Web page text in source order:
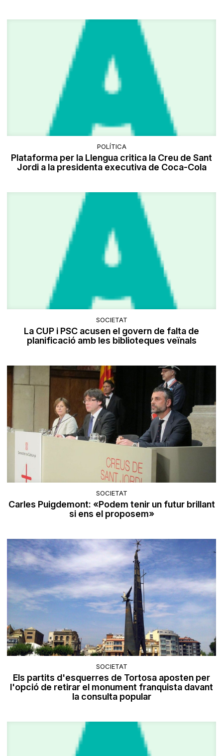
POLÍTICA
Plataforma per la Llengua critica la Creu de Sant
Jordi a la presidenta executiva de Coca-Cola
SOCIETAT
La CUP i PSC acusen el govern de falta de
planificació amb les biblioteques veïnals
SOCIETAT
Carles Puigdemont: «Podem tenir un futur brillant
si ens el proposem»
SOCIETAT
Els partits d'esquerres de Tortosa aposten per
l'opció de retirar el monument franquista davant
la consulta popular